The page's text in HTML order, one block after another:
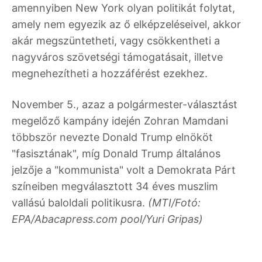
amennyiben New York olyan politikát folytat,
amely nem egyezik az ő elképzeléseivel, akkor
akár megszüntetheti, vagy csökkentheti a
nagyváros szövetségi támogatásait, illetve
megnehezítheti a hozzáférést ezekhez.
November 5., azaz a polgármester-választást
megelőző kampány idején Zohran Mamdani
többször nevezte Donald Trump elnököt
"fasisztának", míg Donald Trump általános
jelzője a "kommunista" volt a Demokrata Párt
színeiben megválasztott 34 éves muszlim
vallású baloldali politikusra. (MTI/Fotó:
EPA/Abacapress.com pool/Yuri Gripas)